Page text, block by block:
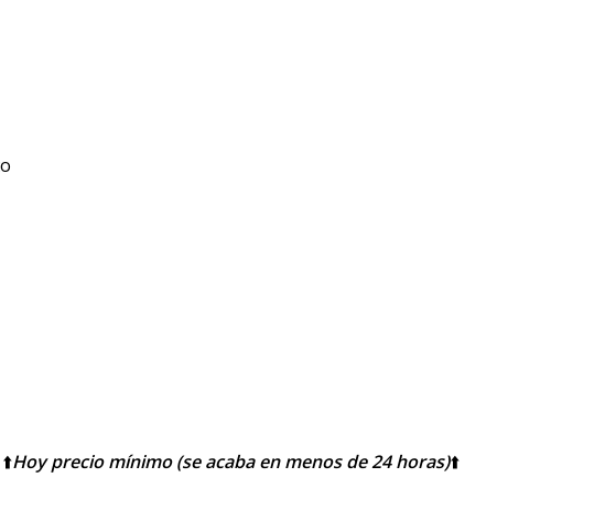
⬆️Hoy precio mínimo (se acaba en menos de 24 horas)⬆️